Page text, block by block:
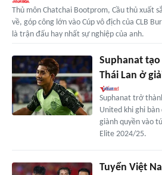
Thủ môn Chatchai Bootprom, Cầu thủ xuất
về, góp công lớn vào Cúp vô địch của CLB
là trận đấu hay nhất sự nghiệp của anh.
Suphanat
Thái Lan ở
Suphanat trở
United khi ghi bàn
giành quyền vào
Elite 2024/25.
Tuyển Việt